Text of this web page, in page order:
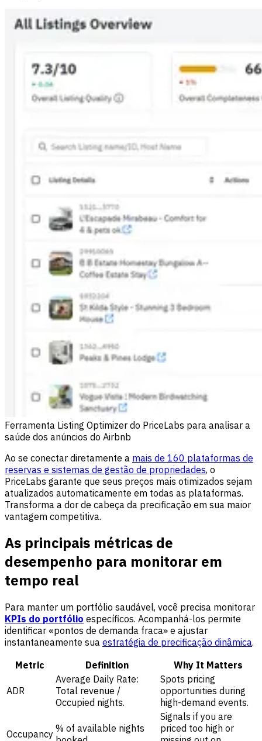
Ferramenta Listing Optimizer do PriceLabs para analisar a
saúde dos anúncios do Airbnb
Ao se conectar diretamente a mais de 160 plataformas de
reservas e sistemas de gestão de propriedades, o
PriceLabs garante que seus preços mais otimizados sejam
atualizados automaticamente em todas as plataformas.
Transforma a dor de cabeça da precificação em sua maior
vantagem competitiva.
As principais métricas de
desempenho para monitorar em
tempo real
Para manter um portfólio saudável, você precisa monitorar
KPIs do portfólio específicos. Acompanhá-los permite
identificar «pontos de demanda fraca» e ajustar
instantaneamente sua estratégia de precificação dinâmica.
Metric
Definition Why It Matters
ADR
Average Daily Rate:
Total revenue /
Occupied nights.
Spots pricing
opportunities during
high-demand events.
Occupancy % of available nights
Signals if you are
priced too high or